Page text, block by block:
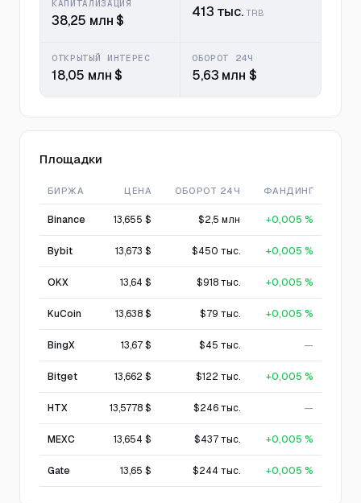
КАПИТАЛИЗАЦИЯ
38,25 млн $
413 тыс.TRB
ОТКРЫТЫЙ ИНТЕРЕС
18,05 млн $
ОБОРОТ 24Ч
5,63 млн $
Площадки
БИРЖА ЦЕНА ОБОРОТ 24Ч ФАНДИНГ
Binance 13,655 $ $2,5 млн +0,005 %
Bybit 13,673 $ $450 тыс. +0,005 %
OKX 13,64 $ $918 тыс. +0,005 %
KuCoin 13,638 $ $79 тыс. +0,005 %
BingX 13,67 $ $45 тыс. —
Bitget 13,662 $ $122 тыс. +0,005 %
HTX 13,5778 $ $246 тыс. —
MEXC 13,654 $ $437 тыс. +0,005 %
Gate 13,65 $ $244 тыс. +0,005 %